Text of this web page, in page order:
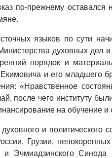
по-прежнему
языков по сути
духовных дел
порядок и
и его младшего
«Нравственное
после чего институту
на обучение
и
Грузии,
и Эчмиадзинского